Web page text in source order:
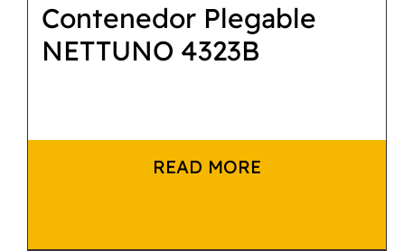
Contenedor Plegable
NETTUNO 4323B
READ MORE